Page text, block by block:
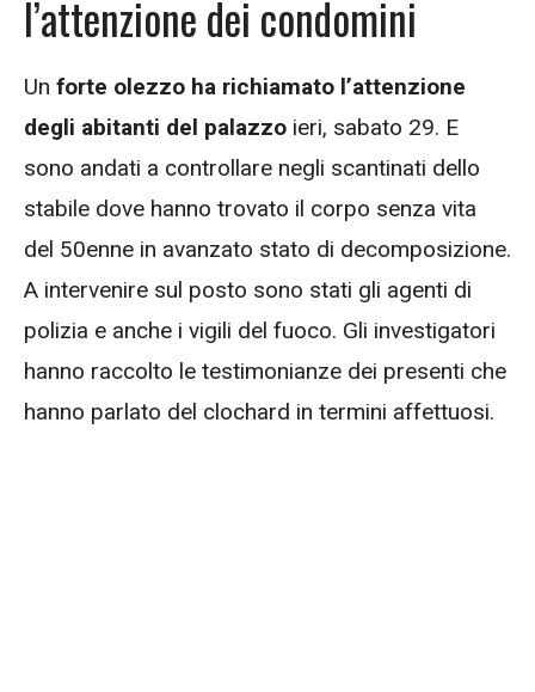
l’attenzione dei condomini
Un forte olezzo ha richiamato l’attenzione
degli abitanti del palazzo ieri, sabato 29. E
sono andati a controllare negli scantinati dello
stabile dove hanno trovato il corpo senza vita
del 50enne in avanzato stato di decomposizione.
A intervenire sul posto sono stati gli agenti di
polizia e anche i vigili del fuoco. Gli investigatori
hanno raccolto le testimonianze dei presenti che
hanno parlato del clochard in termini affettuosi.